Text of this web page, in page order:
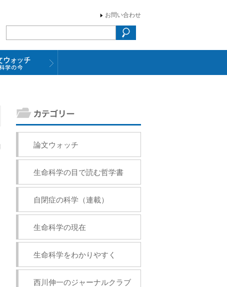
お問い合わせ
論文ウォッチ
生命科学の目で読む哲学書
自閉症の科学（連載）
生命科学の現在
生命科学をわかりやすく
西川伸一のジャーナルクラブ